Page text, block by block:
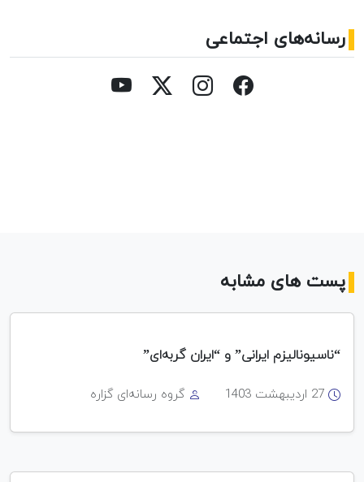
رسانه‌های اجتماعی
پست های مشابه
“ناسیونالیزم ایرانی” و “ایران گربه‌ای”
27 اردیبهشت 1403 گروه رسانه‌ای گزاره